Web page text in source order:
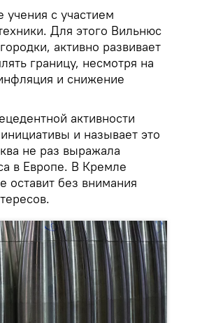
с участием
Для этого Вильнюс
активно развивает
границу, несмотря на
и снижение
активности
и называет это
не раз выражала
в Европе. В Кремле
оставит без внимания